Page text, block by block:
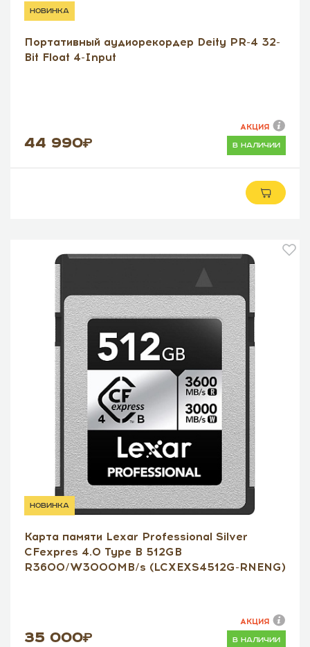
новинка
Портативный аудиорекордер Deity PR-4 32-
Bit Float 4-Input
44 990 в наличии
АКЦИЯ
новинка
Карта памяти Lexar Professional Silver
CFexpres 4.0 Type B 512GB
R3600/W3000MB/s (LCXEXS4512G-RNENG)
35 000 в наличии
АКЦИЯ